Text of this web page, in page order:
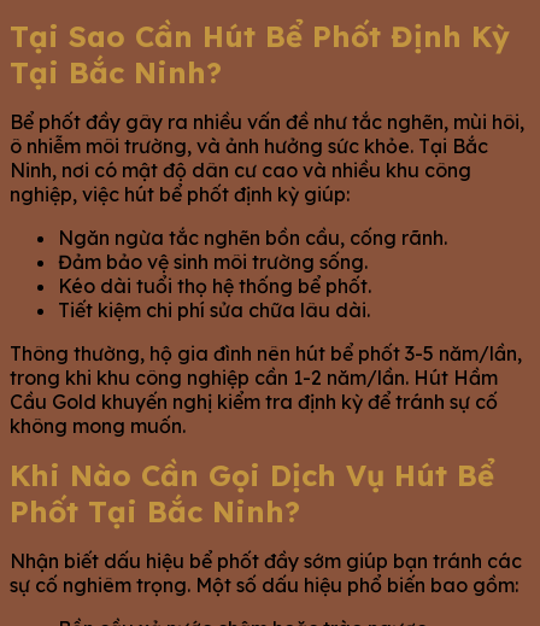
Tại Sao Cần Hút Bể Phốt Định Kỳ
Tại Bắc Ninh?
Bể phốt đầy gây ra nhiều vấn đề như tắc nghẽn, mùi hôi,
ô nhiễm môi trường, và ảnh hưởng sức khỏe. Tại Bắc
Ninh, nơi có mật độ dân cư cao và nhiều khu công
nghiệp, việc hút bể phốt định kỳ giúp:
Ngăn ngừa tắc nghẽn bồn cầu, cống rãnh.
Đảm bảo vệ sinh môi trường sống.
Kéo dài tuổi thọ hệ thống bể phốt.
Tiết kiệm chi phí sửa chữa lâu dài.
Thông thường, hộ gia đình nên hút bể phốt 3-5 năm/lần,
trong khi khu công nghiệp cần 1-2 năm/lần. Hút Hầm
Cầu Gold khuyến nghị kiểm tra định kỳ để tránh sự cố
không mong muốn.
Khi Nào Cần Gọi Dịch Vụ Hút Bể
Phốt Tại Bắc Ninh?
Nhận biết dấu hiệu bể phốt đầy sớm giúp bạn tránh các
sự cố nghiêm trọng. Một số dấu hiệu phổ biến bao gồm: